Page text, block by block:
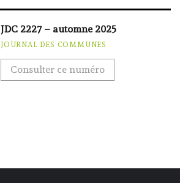
JDC 2227 – automne 2025
JOURNAL DES COMMUNES
Consulter ce numéro